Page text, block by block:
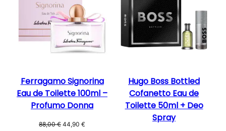
Ferragamo Signorina
Eau de Toilette 100ml –
Profumo Donna
88,00€ Il
44,90 €
Hugo Boss Bottled
Cofanetto Eau de
Toilette 50ml + Deo
Spray